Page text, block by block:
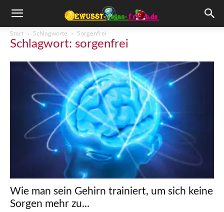
Start Schlagworte Sorgenfrei
Schlagwort: sorgenfrei
Wie man sein Gehirn trainiert, um sich keine
Sorgen mehr zu...